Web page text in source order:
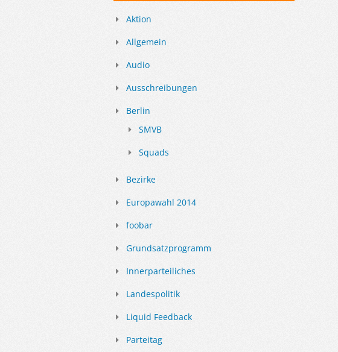
Aktion
Allgemein
Audio
Ausschreibungen
Berlin
SMVB
Squads
Bezirke
Europawahl 2014
foobar
Grundsatzprogramm
Innerparteiliches
Landespolitik
Liquid Feedback
Parteitag